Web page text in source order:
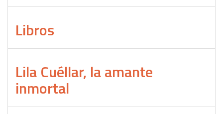
Libros
Lila Cuéllar, la amante
inmortal